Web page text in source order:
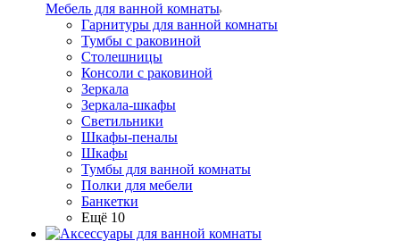
Мебель для ванной комнаты
Гарнитуры для ванной комнаты
Тумбы с раковиной
Столешницы
Консоли с раковиной
Зеркала
Зеркала-шкафы
Светильники
Шкафы-пеналы
Шкафы
Тумбы для ванной комнаты
Полки для мебели
Банкетки
Ещё 10